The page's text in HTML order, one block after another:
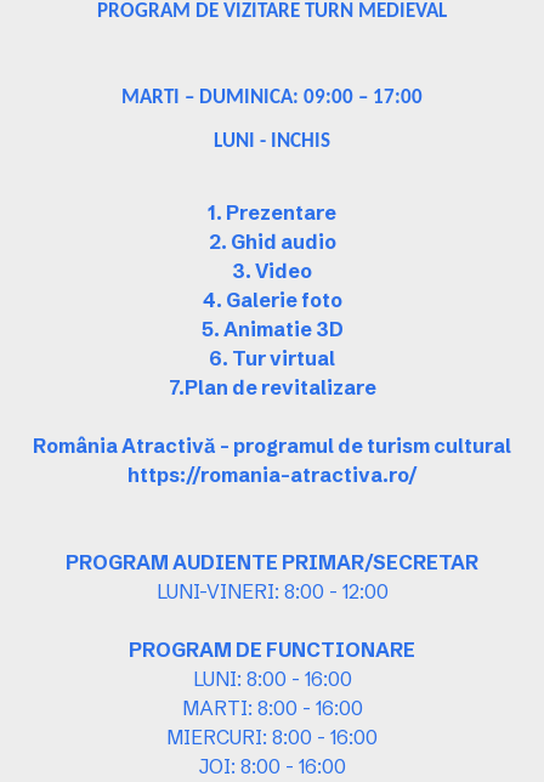
PROGRAM DE VIZITARE TURN MEDIEVAL
MARTI – DUMINICA: 09:00 – 17:00
LUNI - INCHIS
1. Prezentare
2. Ghid audio
3. Video
4. Galerie foto
5. Animatie 3D
6. Tur virtual
7.Plan de revitalizare
România Atractivă – programul de turism cultural
https://romania-atractiva.ro/
PROGRAM AUDIENTE PRIMAR/SECRETAR
LUNI-VINERI: 8:00 - 12:00
PROGRAM DE FUNCTIONARE
LUNI: 8:00 - 16:00
MARTI: 8:00 - 16:00
MIERCURI: 8:00 - 16:00
JOI: 8:00 - 16:00